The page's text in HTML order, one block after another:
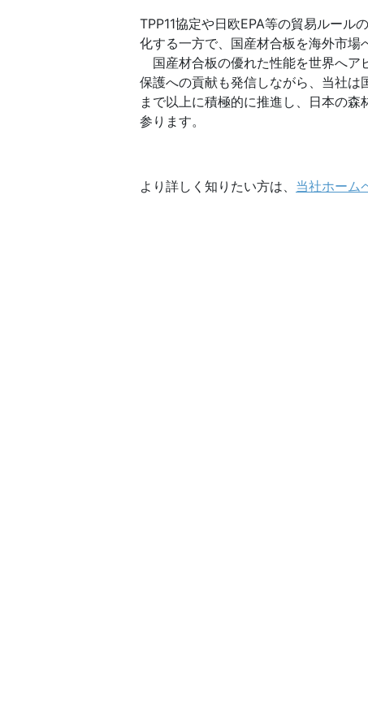
TPP11協定や日欧EPA等の貿易ルール
化する一方で、国産材合板を海外市場
国産材合板の優れた性能を世界へア
保護への貢献も発信しながら、当社
まで以上に積極的に推進し、日本の
参ります。
より詳しく知りたい方は、 当社ホーム